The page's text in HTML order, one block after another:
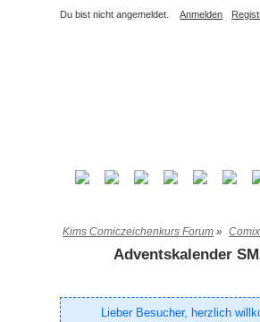
Du bist nicht angemeldet. Anmelden
Kims Comiczeichenkurs Forum »
Adventskalender
Lieber Besucher, herzlich